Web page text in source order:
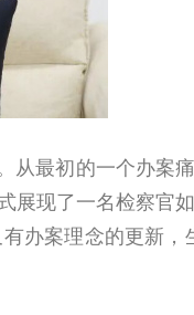
最初的一个办案
展现了一名检察官
办案理念的更新，